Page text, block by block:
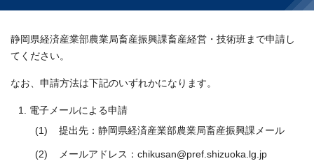
静岡県経済産業部農業局畜産振興課畜産経営・技術班まで申請し
てください。
なお、申請方法は下記のいずれかになります。
電子メールによる申請
提出先：静岡県経済産業部農業局畜産振興課メール
メールアドレス：chikusan@pref.shizuoka.lg.jp